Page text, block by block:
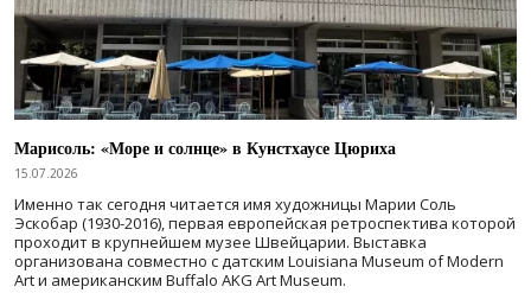
Марисоль: «Море и солнце» в Кунстхаусе Цюриха
15.07.2026
Именно так сегодня читается имя художницы Марии Соль
Эскобар (1930-2016), первая европейская ретроспектива которой
проходит в крупнейшем музее Швейцарии. Выставка
организована совместно с датским Louisiana Museum of Modern
Art и американским Buffalo AKG Art Museum.